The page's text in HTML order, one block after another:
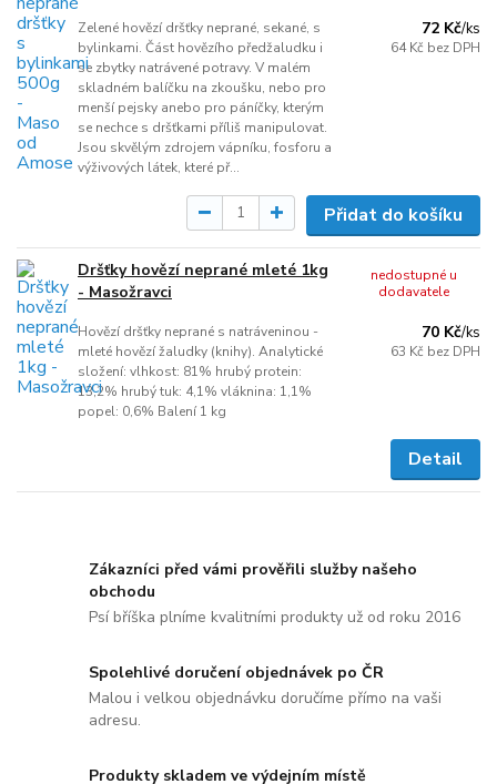
Zelené hovězí dršťky neprané, sekané, s
bylinkami. Část hovězího předžaludku i
se zbytky natrávené potravy. V malém
skladném balíčku na zkoušku, nebo pro
menší pejsky anebo pro páníčky, kterým
se nechce s dršťkami příliš manipulovat.
Jsou skvělým zdrojem vápníku, fosforu a
výživových látek, které př...
72 Kč/ks
64 Kč bez DPH
Přidat do košíku
Dršťky hovězí neprané mleté 1kg
- Masožravci
Hovězí dršťky neprané s natráveninou -
mleté hovězí žaludky (knihy). Analytické
složení: vlhkost: 81% hrubý protein:
13,2% hrubý tuk: 4,1% vláknina: 1,1%
popel: 0,6% Balení 1 kg
70 Kč/ks
63 Kč bez DPH
nedostupné u
dodavatele
Detail
Zákazníci před vámi prověřili služby našeho
obchodu
Psí bříška plníme kvalitními produkty už od roku 2016
Spolehlivé doručení objednávek po ČR
Malou i velkou objednávku doručíme přímo na vaši
adresu.
Produkty skladem ve výdejním místě